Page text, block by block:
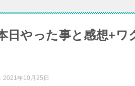
日やった事と感想+
2021年10月25日